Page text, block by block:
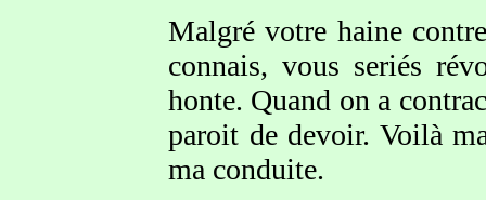
Malgré votre haine
connais, vous seriés
honte. Quand on a
paroit de devoir. Voilà
ma conduite.